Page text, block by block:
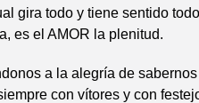
gira todo y tiene sentido
es el AMOR la plenitud.
a la alegría de
con vítores y con